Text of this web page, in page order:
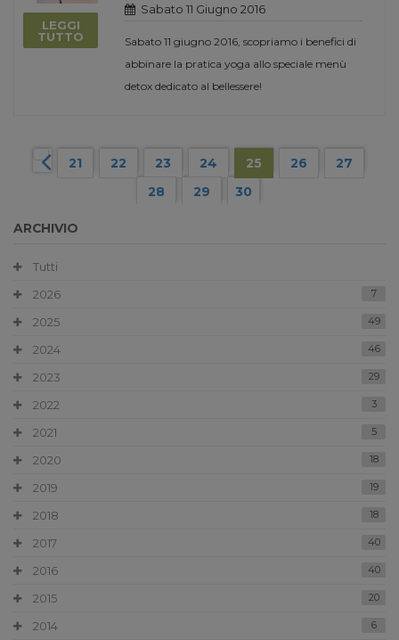
LEGGI
TUTTO
Sabato 11 Giugno 2016
Sabato 11 giugno 2016, scopriamo i benefici di
abbinare la pratica yoga allo speciale menù
detox dedicato al bellessere!
21 22 23 24 25 26
27
28
29 30
ARCHIVIO
Tutti
2026
7
2025 49
2024 46
2023 29
2022 3
2021 5
2020 18
2019 19
2018 18
2017 40
2016 40
2015 20
2014 6